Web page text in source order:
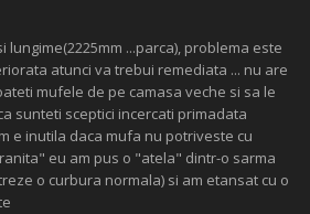
...parca), problema este
atunci va trebui remediata ... nu are
mufele de pe camasa veche si sa le
sunteti sceptici incercati primadata
e inutila daca mufa nu potriveste cu
eu am pus o "atela" dintr-o sarma
o curbura normala) si am etansat cu o